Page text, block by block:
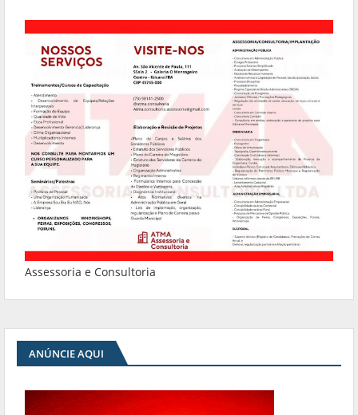
Assessoria e Consultoria
ANÚNCIE AQUI